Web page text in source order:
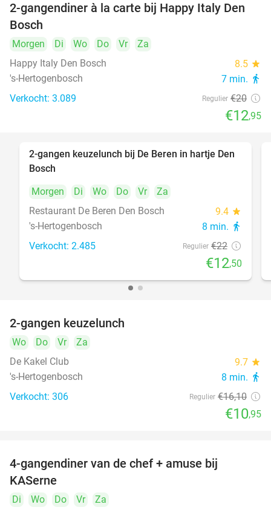
35%
2-gangendiner à la carte bij Happy Italy Den
Bosch
Morgen Di Wo Do Vr
Za
Happy Italy Den Bosch
8.5 star
's-Hertogenbosch 7 min. directions_walk
Verkocht: 3.089 Regulier €20
€12,95
43%
2-gangen keuzelunch bij De Beren in hartje Den
Bosch
Morgen
Di Wo Do Vr
Za
Restaurant De Beren Den Bosch
9.4 star
's-Hertogenbosch 8 min. directions_walk
Verkocht: 2.485 Regulier €22
€12,50
2-gangen keuzelunch
Wo Do Vr
Za
De Kakel Club
9.7 star
's-Hertogenbosch 8 min. directions_walk
Verkocht: 306 Regulier €16,10
€10,95
4-gangendiner van de chef + amuse bij
KASerne
Di Wo Do Vr
Za